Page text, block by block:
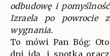
odbudowę i pomyślność
Izraela po powrocie z
wygnania.
To mówi Pan Bóg: Oto